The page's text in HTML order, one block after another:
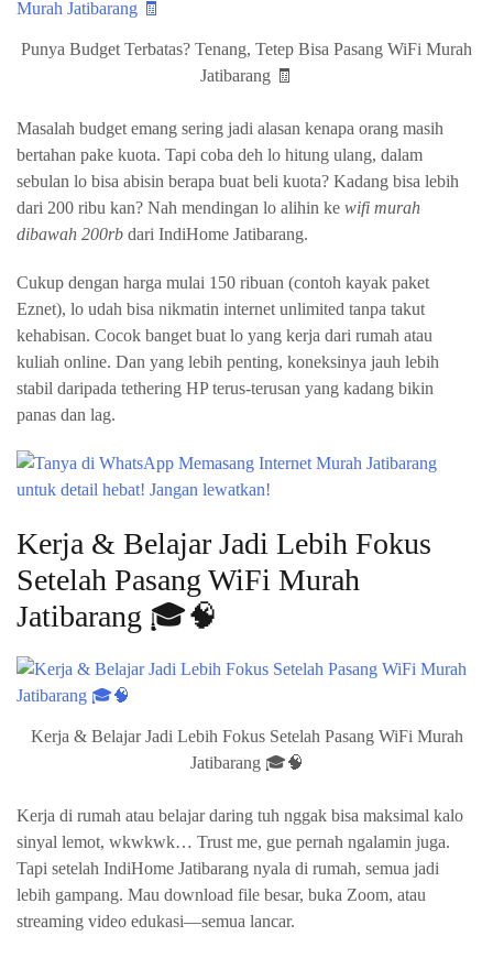
Punya Budget Terbatas? Tenang, Tetep Bisa Pasang WiFi Murah
Jatibarang 🧾
Masalah budget emang sering jadi alasan kenapa orang masih
bertahan pake kuota. Tapi coba deh lo hitung ulang, dalam
sebulan lo bisa abisin berapa buat beli kuota? Kadang bisa lebih
dari 200 ribu kan? Nah mendingan lo alihin ke wifi murah
dibawah 200rb dari IndiHome Jatibarang.
Cukup dengan harga mulai 150 ribuan (contoh kayak paket
Eznet), lo udah bisa nikmatin internet unlimited tanpa takut
kehabisan. Cocok banget buat lo yang kerja dari rumah atau
kuliah online. Dan yang lebih penting, koneksinya jauh lebih
stabil daripada tethering HP terus-terusan yang kadang bikin
panas dan lag.
Kerja & Belajar Jadi Lebih Fokus
Setelah Pasang WiFi Murah
Jatibarang 🎓🧠
Kerja & Belajar Jadi Lebih Fokus Setelah Pasang WiFi Murah
Jatibarang 🎓🧠
Kerja di rumah atau belajar daring tuh nggak bisa maksimal kalo
sinyal lemot, wkwkwk… Trust me, gue pernah ngalamin juga.
Tapi setelah IndiHome Jatibarang nyala di rumah, semua jadi
lebih gampang. Mau download file besar, buka Zoom, atau
streaming video edukasi—semua lancar.